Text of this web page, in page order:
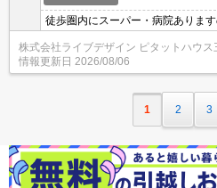
徒歩圏内にスーパー・病院ありま
心です♪
株式会社ライブデザイン ピタットハウス
情報更新日 2026/08/06
1 2 3